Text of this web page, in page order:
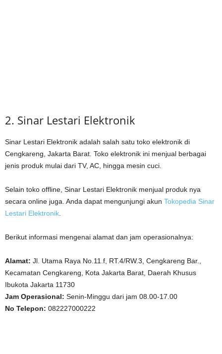
2. Sinar Lestari Elektronik
Sinar Lestari Elektronik adalah salah satu toko elektronik di
Cengkareng, Jakarta Barat. Toko elektronik ini menjual berbagai
jenis produk mulai dari TV, AC, hingga mesin cuci.
Selain toko offline, Sinar Lestari Elektronik menjual produk nya
secara online juga. Anda dapat mengunjungi akun Tokopedia Sinar
Lestari Elektronik.
Berikut informasi mengenai alamat dan jam operasionalnya:
Alamat: Jl. Utama Raya No.11.f, RT.4/RW.3, Cengkareng Bar.,
Kecamatan Cengkareng, Kota Jakarta Barat, Daerah Khusus
Ibukota Jakarta 11730
Jam Operasional: Senin-Minggu dari jam 08.00-17.00
No Telepon: 082227000222